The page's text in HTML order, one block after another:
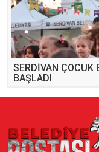
SERDİVAN ÇOCUK
BAŞLADI